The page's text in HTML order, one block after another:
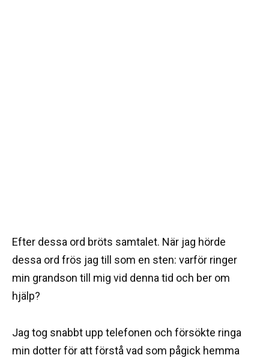
Efter dessa ord bröts samtalet. När jag hörde
dessa ord frös jag till som en sten: varför ringer
min grandson till mig vid denna tid och ber om
hjälp?
Jag tog snabbt upp telefonen och försökte ringa
min dotter för att förstå vad som pågick hemma